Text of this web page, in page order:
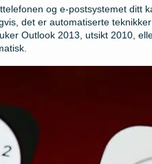
og e-postsystemet ditt
det er automatiserte
Outlook 2013, utsikt 2010,